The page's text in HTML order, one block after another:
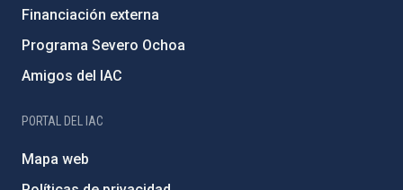
Financiación externa
Programa Severo Ochoa
Amigos del IAC
PORTAL DEL IAC
Mapa web